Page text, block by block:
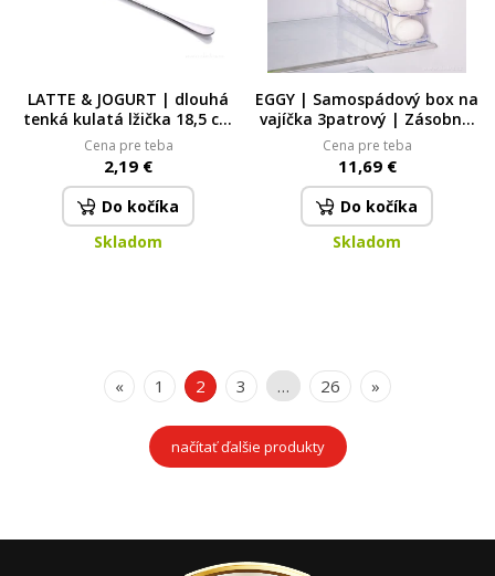
LATTE & JOGURT | dlouhá
tenká kulatá lžička 18,5 cm
| na jogurty, latte a dezerty
18,5 cm
Cena pre teba
2,19 €
Do kočíka
Skladom
EGGY | Samospádový box na
vajíčka 3patrový | Zásobník
na vejce do lednice s
automatickým posunem
Cena pre teba
11,69 €
Do kočíka
Skladom
« 1 2 3 … 26 »
načítať ďalšie produkty